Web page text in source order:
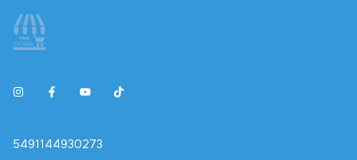
5491144930273